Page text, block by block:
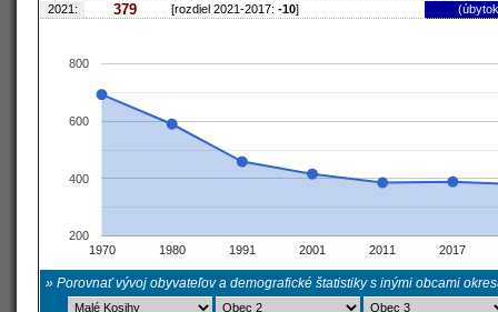
2021:
379 [rozdiel 2021-2017: -10]
1970 1980 1991 2001 2011 2017
200
400
600
800
» Porovnať vývoj obyvateľov a demografické štatistiky s inými obcami